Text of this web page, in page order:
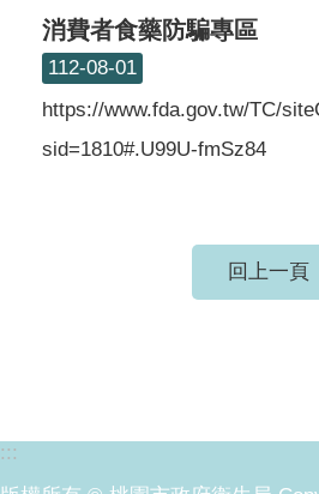
消費者食藥防騙專區
112-08-01
https://www.fda.gov.tw/TC/
sid=1810#.U99U-fmSz84
回上一頁
:::